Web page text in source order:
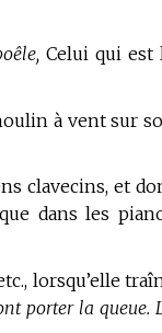
Celui qui est
à vent sur
clavecins, et
dans les
lorsqu’elle
porter la queue.